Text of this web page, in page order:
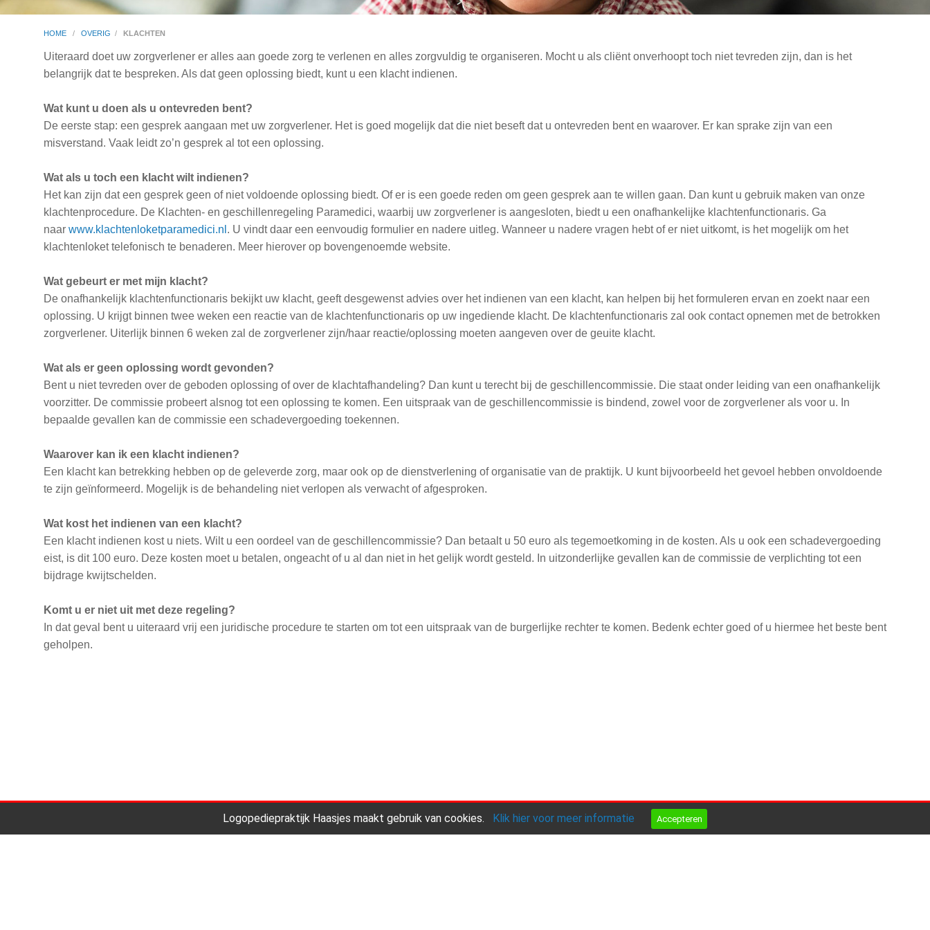
HOME / OVERIG / KLACHTEN
Uiteraard doet uw zorgverlener er alles aan goede zorg te verlenen en alles zorgvuldig te organiseren. Mocht u als cliënt onverhoopt toch niet tevreden zijn, dan is het
belangrijk dat te bespreken. Als dat geen oplossing biedt, kunt u een klacht indienen.
Wat kunt u doen als u ontevreden bent?
De eerste stap: een gesprek aangaan met uw zorgverlener. Het is goed mogelijk dat die niet beseft dat u ontevreden bent en waarover. Er kan sprake zijn van een
misverstand. Vaak leidt zo’n gesprek al tot een oplossing.
Wat als u toch een klacht wilt indienen?
Het kan zijn dat een gesprek geen of niet voldoende oplossing biedt. Of er is een goede reden om geen gesprek aan te willen gaan. Dan kunt u gebruik maken van onze
klachtenprocedure. De Klachten- en geschillenregeling Paramedici, waarbij uw zorgverlener is aangesloten, biedt u een onafhankelijke klachtenfunctionaris. Ga
naar www.klachtenloketparamedici.nl . U vindt daar een eenvoudig formulier en nadere uitleg. Wanneer u nadere vragen hebt of er niet uitkomt, is het mogelijk om het
klachtenloket telefonisch te benaderen. Meer hierover op bovengenoemde website.
Wat gebeurt er met mijn klacht?
De onafhankelijk klachtenfunctionaris bekijkt uw klacht, geeft desgewenst advies over het indienen van een klacht, kan helpen bij het formuleren ervan en zoekt naar een
oplossing. U krijgt binnen twee weken een reactie van de klachtenfunctionaris op uw ingediende klacht. De klachtenfunctionaris zal ook contact opnemen met de betrokken
zorgverlener. Uiterlijk binnen 6 weken zal de zorgverlener zijn/haar reactie/oplossing moeten aangeven over de geuite klacht.
Wat als er geen oplossing wordt gevonden?
Bent u niet tevreden over de geboden oplossing of over de klachtafhandeling? Dan kunt u terecht bij de geschillencommissie. Die staat onder leiding van een onafhankelijk
voorzitter. De commissie probeert alsnog tot een oplossing te komen. Een uitspraak van de geschillencommissie is bindend, zowel voor de zorgverlener als voor u. In
bepaalde gevallen kan de commissie een schadevergoeding toekennen.
Waarover kan ik een klacht indienen?
Een klacht kan betrekking hebben op de geleverde zorg, maar ook op de dienstverlening of organisatie van de praktijk. U kunt bijvoorbeeld het gevoel hebben onvoldoende
te zijn geïnformeerd. Mogelijk is de behandeling niet verlopen als verwacht of afgesproken.
Wat kost het indienen van een klacht?
Een klacht indienen kost u niets. Wilt u een oordeel van de geschillencommissie? Dan betaalt u 50 euro als tegemoetkoming in de kosten. Als u ook een schadevergoeding
eist, is dit 100 euro. Deze kosten moet u betalen, ongeacht of u al dan niet in het gelijk wordt gesteld. In uitzonderlijke gevallen kan de commissie de verplichting tot een
bijdrage kwijtschelden.
Komt u er niet uit met deze regeling?
In dat geval bent u uiteraard vrij een juridische procedure te starten om tot een uitspraak van de burgerlijke rechter te komen. Bedenk echter goed of u hiermee het beste bent
geholpen.
Logopediepraktijk Haasjes maakt gebruik van cookies. Klik hier voor meer informatie Accepteren